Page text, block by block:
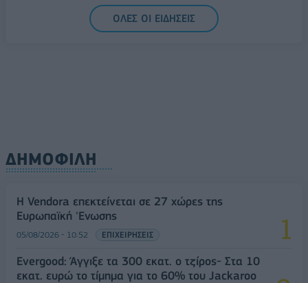
ΟΛΕΣ ΟΙ ΕΙΔΗΣΕΙΣ
ΔΗΜΟΦΙΛΗ
Η Vendora επεκτείνεται σε 27 χώρες της
Ευρωπαϊκή 'Ενωσης
05/08/2026 - 10:52 ΕΠΙΧΕΙΡΗΣΕΙΣ
Evergood: Άγγιξε τα 300 εκατ. ο τζίρος- Στα 10
εκατ. ευρώ το τίμημα για το 60% του Jackaroo